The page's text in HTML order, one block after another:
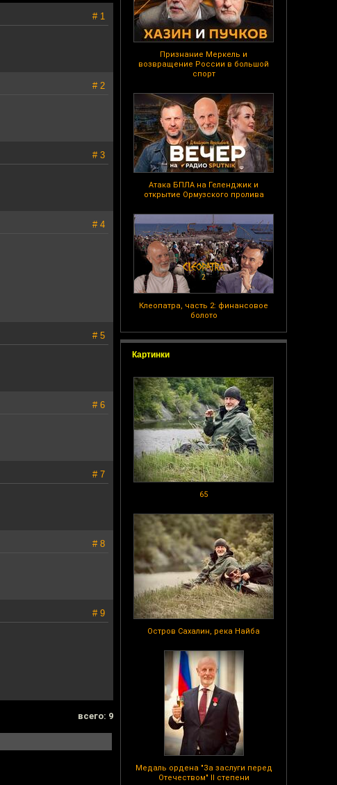
Признание Меркель и
возвращение России в большой
спорт
Атака БПЛА на Геленджик и
открытие Ормузского пролива
Клеопатра, часть 2: финансовое
болото
Картинки
65
Остров Сахалин, река Найба
Медаль ордена "За заслуги перед
Отечеством" II степени
# 1
# 2
# 3
# 4
# 5
# 6
# 7
# 8
# 9
всего: 9